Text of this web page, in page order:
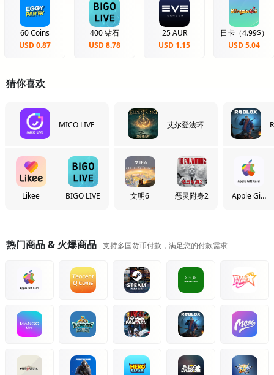
60 Coins
USD 0.87
400 钻石
USD 8.78
25 AUR
USD 1.15
日卡（4.99$）
USD 5.04
猜你喜欢
MICO LIVE
Likee BIGO LIVE
艾尔登法环
文明6 恶灵附身2
Apple Gift
热门商品 & 火爆商品 支持多国货币付款，满足您的付款需求